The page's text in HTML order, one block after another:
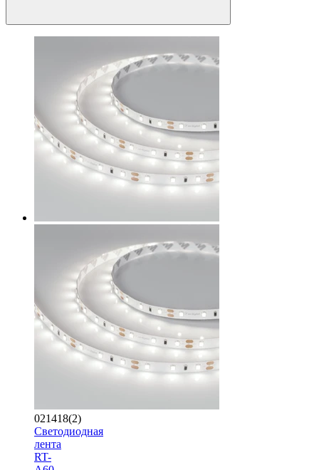
021418(2)
Светодиодная
лента
RT-